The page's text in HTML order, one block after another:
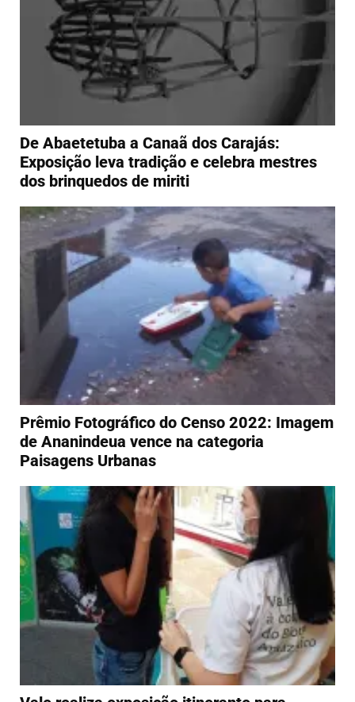
De Abaetetuba a Canaã dos Carajás:
Exposição leva tradição e celebra mestres
dos brinquedos de miriti
Prêmio Fotográfico do Censo 2022: Imagem
de Ananindeua vence na categoria
Paisagens Urbanas